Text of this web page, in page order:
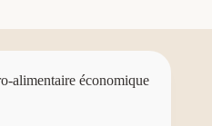
alimentaire économique